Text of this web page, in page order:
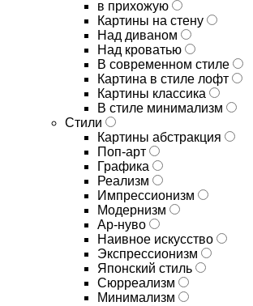
в прихожую
Картины на стену
Над диваном
Над кроватью
В современном стиле
Картина в стиле лофт
Картины классика
В стиле минимализм
Стили
Картины абстракция
Поп-арт
Графика
Реализм
Импрессионизм
Модернизм
Ар-нуво
Наивное искусство
Экспрессионизм
Японский стиль
Сюрреализм
Минимализм